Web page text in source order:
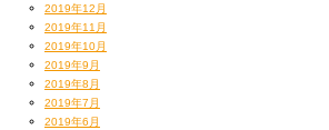
2019年12月
2019年11月
2019年10月
2019年9月
2019年8月
2019年7月
2019年6月